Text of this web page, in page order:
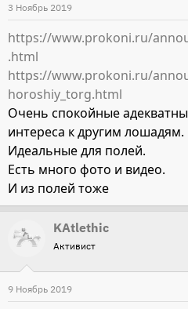
3 Ноябрь 2019
https://www.prokoni.ru/
.html
https://www.prokoni.ru/
horoshiy_torg.html
Очень спокойные
интереса к другим лошадям.
Идеальные для полей.
Есть много фото и видео.
И из полей тоже
KAtlethic
Активист
9 Ноябрь 2019